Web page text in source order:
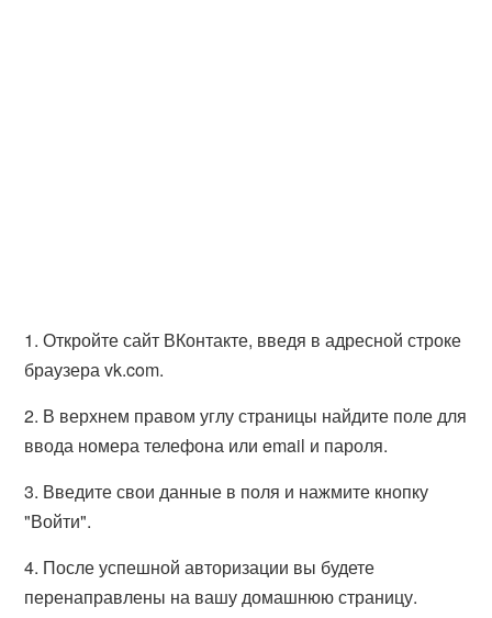
1. Откройте сайт ВКонтакте, введя в адресной строке
браузера vk.com.
2. В верхнем правом углу страницы найдите поле для
ввода номера телефона или email и пароля.
3. Введите свои данные в поля и нажмите кнопку
"Войти".
4. После успешной авторизации вы будете
перенаправлены на вашу домашнюю страницу.